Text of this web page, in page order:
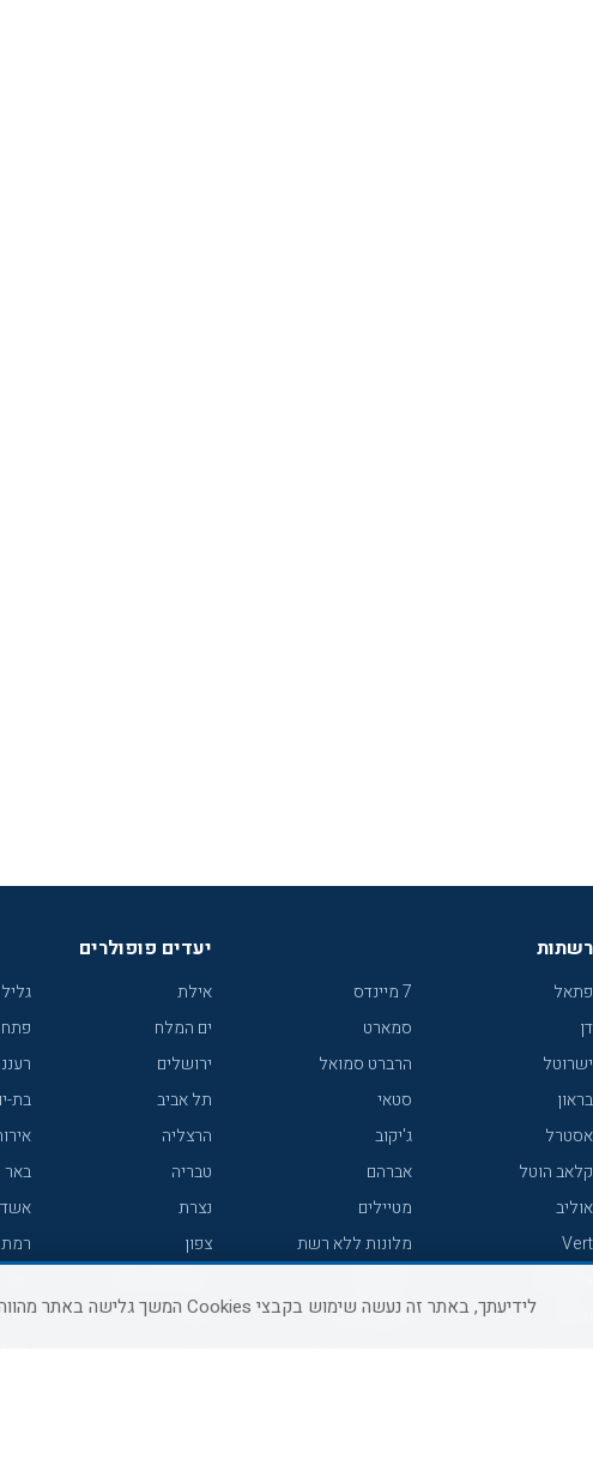
רשתות
פתאל
דן
ישרוטל
בראון
אסטרל
קלאב הוטל
אוליב
Vert
7 מיינדס
סמארט
הרברט סמואל
סטאי
ג'יקוב
אברהם
מטיילים
מלונות ללא רשת
קראון פלאזה
יעדים פופולרים
אילת
ים המלח
ירושלים
תל אביב
הרצליה
טבריה
נצרת
צפון
נתניה
פתח
בת-
רמת
עכו
לידיעתך, באתר זה נעשה שימוש בקבצי Cookies המשך גלישה באתר מהווה הסכמה לשימוש זה, למידע נוסף ניתן לעיין